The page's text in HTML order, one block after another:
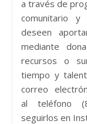
a través de
comunitario
deseen
mediante
recursos o
tiempo y
correo
al teléfono
seguirlos en